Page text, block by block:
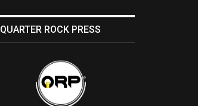
QUARTER ROCK PRESS